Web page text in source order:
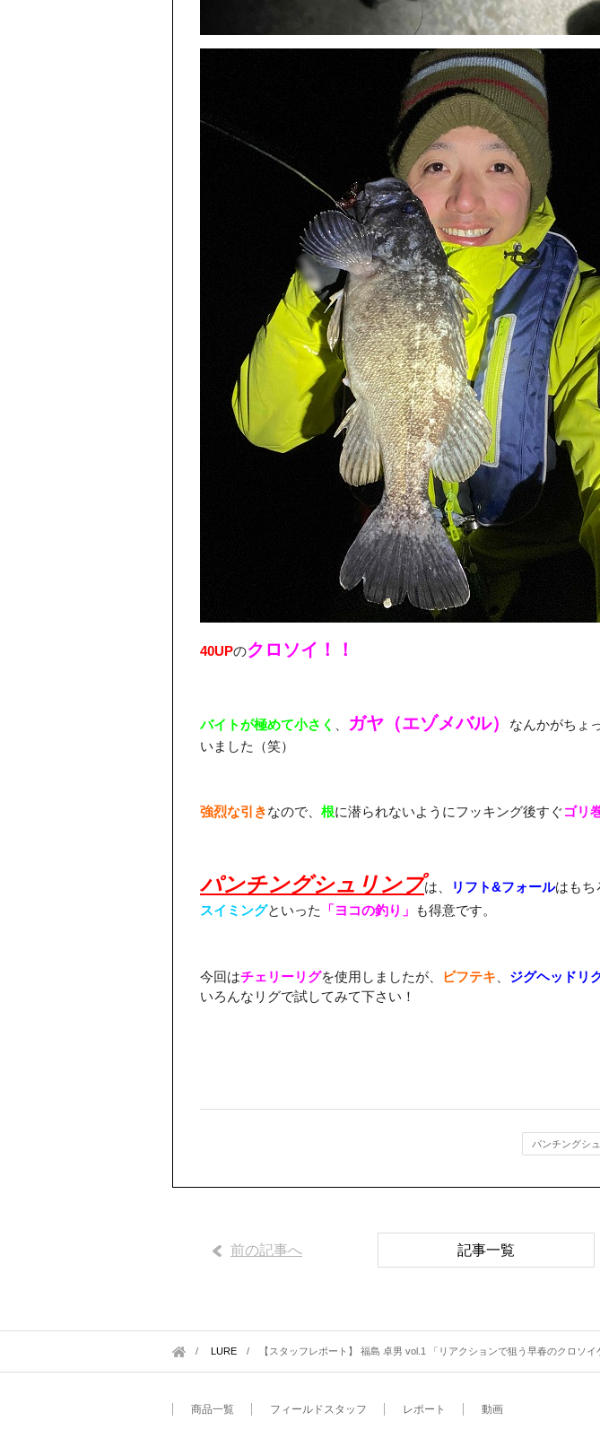
40UPのクロソイ！！
バイトが極めて小さく ガヤ（エゾメバル）
なんかがちょ
いました（笑）
強烈な引きなので、 根に潜られないようにフッキング後すぐゴリ
パンチングシュリンプは、 リフト&フォールはもち
スイミングといった 「ヨコの釣り」 も得意です。
今回はチェリーリグを使用しましたが、 ビフテキ ジグヘッドリ
いろんなリグで試してみて下さい！
パンチングシ
前の記事へ 記事一覧
LURE / 【スタッフレポート】 福島 卓男 vol.1 「リアクションで狙う早春のクロソイ
商品一覧 フィールドスタッフ レポート 動画